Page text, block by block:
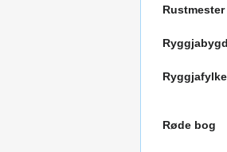
Rustmester
Ryggjabygd
Ryggjafylke
Røde bog